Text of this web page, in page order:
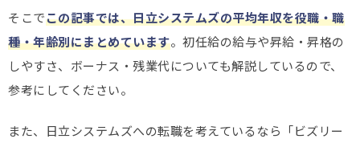
そこでこの記事では、日立システムズの平均年収を役職・職
種・年齢別にまとめています。初任給の給与や昇給・昇格の
しやすさ、ボーナス・残業代についても解説しているので、
参考にしてください。
また、日立システムズへの転職を考えているなら「ビズリー